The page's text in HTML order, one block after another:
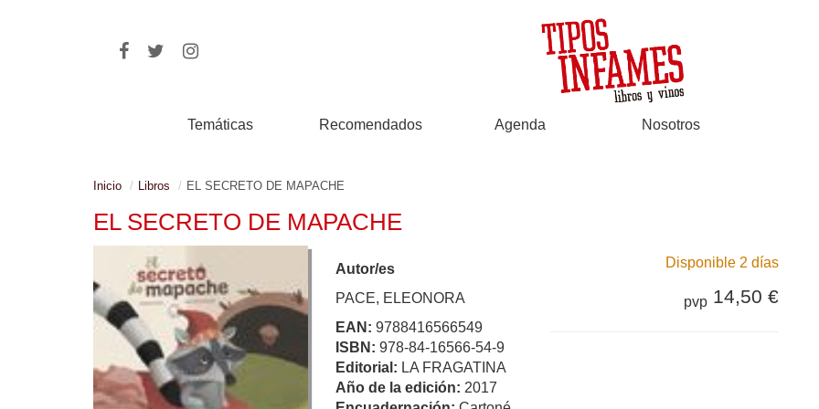
Temáticas Recomendados Agenda Nosotros
Inicio Libros EL SECRETO DE MAPACHE
EL SECRETO DE MAPACHE
Autor/es
PACE, ELEONORA
EAN: 9788416566549
ISBN: 978-84-16566-54-9
Editorial: LA FRAGATINA
Año de la edición: 2017
Disponible 2 días
pvp 14,50 €